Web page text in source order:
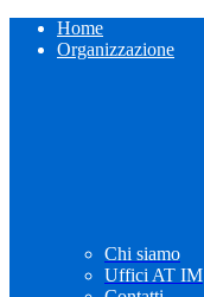
Home
Organizzazione
Chi siamo
Uffici AT IM